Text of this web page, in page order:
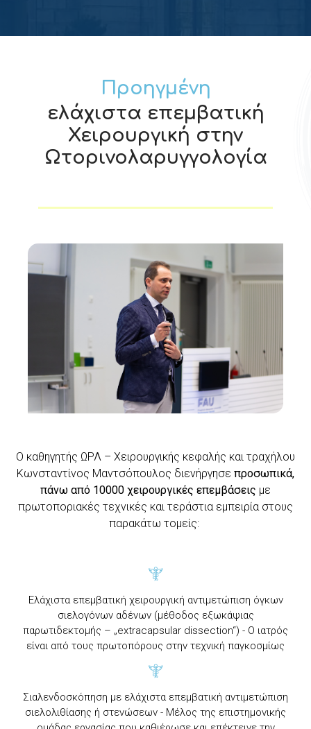
Προηγμένη
ελάχιστα επεμβατική
Χειρουργική στην
Ωτορινολαρυγγολογία
Ο καθηγητής ΩΡΛ – Χειρουργικής κεφαλής και τραχήλου
Κωνσταντίνος Μαντσόπουλος διενήργησε προσωπικά,
πάνω από 10000 χειρουργικές επεμβάσεις με
πρωτοποριακές τεχνικές και τεράστια εμπειρία στους
παρακάτω τομείς:
Ελάχιστα επεμβατική χειρουργική αντιμετώπιση όγκων
σιελογόνων αδένων (μέθοδος εξωκάψιας
παρωτιδεκτομής – „extracapsular dissection“) - Ο ιατρός
είναι από τους πρωτοπόρους στην τεχνική παγκοσμίως
Σιαλενδοσκόπηση με ελάχιστα επεμβατική αντιμετώπιση
σιελολιθίασης ή στενώσεων - Μέλος της επιστημονικής